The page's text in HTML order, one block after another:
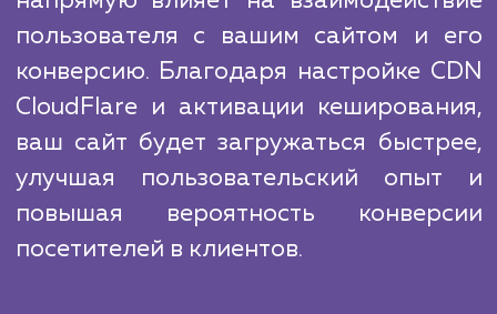
Сравнивая с конкурентами, мы гордимся
тенденций в SEO и веб-технологиях.
позволяет нам обеспечивать нашим
наиболее современные и
решения.